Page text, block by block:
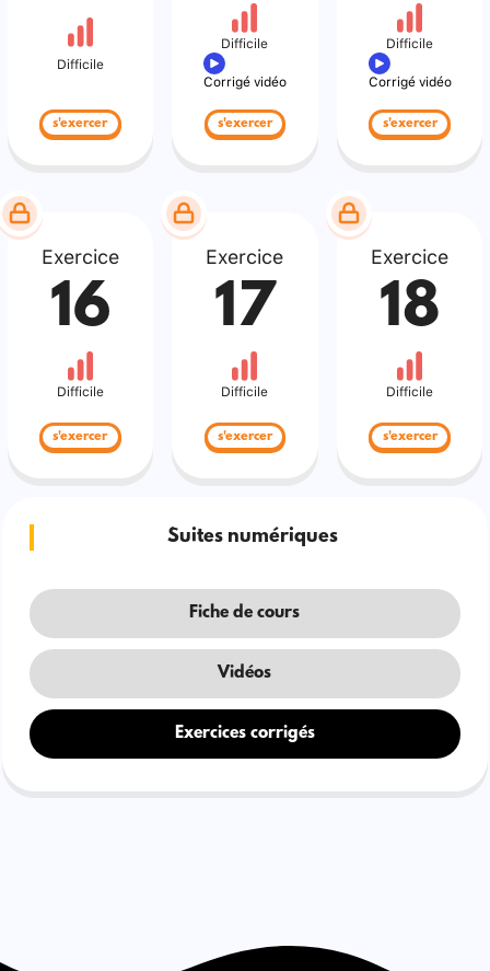
Difficile
s'exercer
Difficile
Corrigé vidéo
s'exercer
Difficile
Corrigé vidéo
s'exercer
Exercice
16
Difficile
s'exercer
Exercice
17
Difficile
s'exercer
Exercice
18
Difficile
s'exercer
Suites numériques
Fiche de cours
Vidéos
Exercices corrigés